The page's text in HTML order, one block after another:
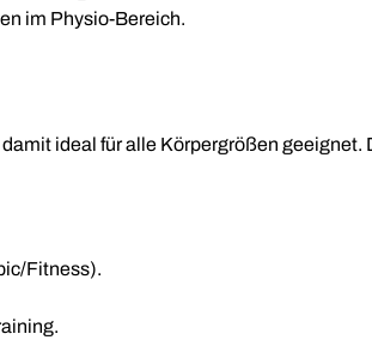
im Physio-Bereich.
ideal für alle Körpergrößen
Fitness).